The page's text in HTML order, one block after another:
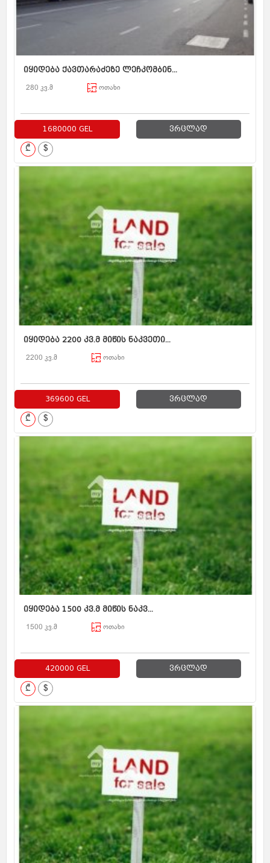
იყიდება ქავთარაძეზე ლეჩკომბინ...
280 კვ.მ ოთახი
1680000 GEL ვრცლად
₾ $
იყიდება 2200 კვ.მ მიწის ნაკვეთი...
2200 კვ.მ ოთახი
369600 GEL ვრცლად
₾ $
იყიდება 1500 კვ.მ მიწის ნაკვ...
1500 კვ.მ ოთახი
420000 GEL ვრცლად
₾ $